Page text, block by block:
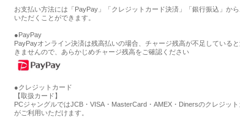
お支払い方法には「PayPay」「クレジットカード決済」「銀行振込」か
いただくことができます。
●PayPay
PayPayオンライン決済は残高払いの場合、チャージ残高が不足している
きませんので、あらかじめチャージ残高をご確認ください
●クレジットカード
【取扱カード】
PCジャングルではJCB・VISA・MasterCard・AMEX・Dinersのクレジット
がご利用いただけます。